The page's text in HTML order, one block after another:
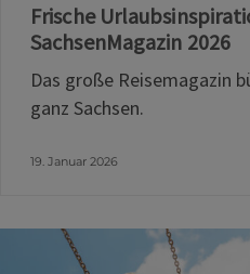
Frische
SachsenMagazin 2026
Das große Reisemagazin
ganz Sachsen.
19. Januar 2026